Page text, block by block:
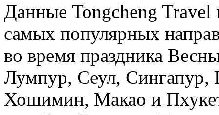
Данные Tongcheng Travel
самых популярных
во время праздника
Лумпур, Сеул, Сингапур,
Хошимин, Макао и